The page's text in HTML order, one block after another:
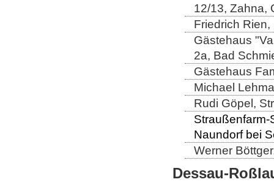
12/13, Zahna,
Friedrich
Gästehaus
2a, Bad
Gästehaus
Michael
Rudi Göpel,
Straußenfarm-
Naundorf bei
Werner
Dessau-